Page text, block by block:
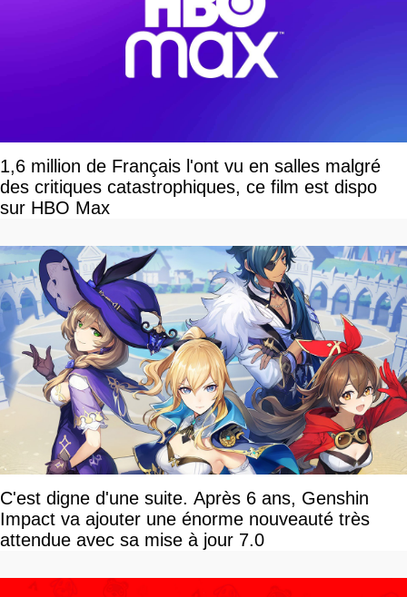
1,6 million de Français l'ont vu en salles malgré
des critiques catastrophiques, ce film est dispo
sur HBO Max
C'est digne d'une suite. Après 6 ans, Genshin
Impact va ajouter une énorme nouveauté très
attendue avec sa mise à jour 7.0